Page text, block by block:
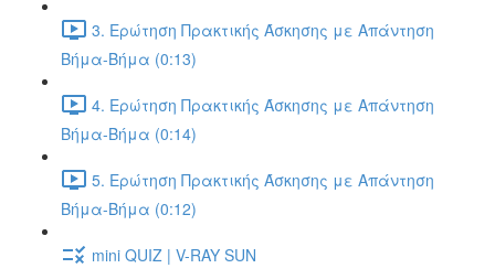
3. Ερώτηση Πρακτικής Άσκησης με Απάντηση
Βήμα-Βήμα (0:13)
4. Ερώτηση Πρακτικής Άσκησης με Απάντηση
Βήμα-Βήμα (0:14)
5. Ερώτηση Πρακτικής Άσκησης με Απάντηση
Βήμα-Βήμα (0:12)
mini QUIZ | V-RAY SUN